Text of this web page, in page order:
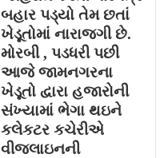
બહાર પડ્યો તેમ છતાં
ખેડૂતોમાં નારાજગી છે.
મોરબી , પડધરી પછી
આજે જામનગરના
ખેડૂતો દ્વારા હજારોની
સંખ્યામાં ભેગા થઇને
કલેકટર કચેરીએ
વીજલાઇનની